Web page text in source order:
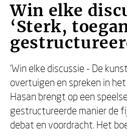
Win elke
‘Sterk,
'Win elke discussie - De
overtuigen en spreken in het
Hasan brengt op een
gestructureerde manier de
debat en voordracht. Het